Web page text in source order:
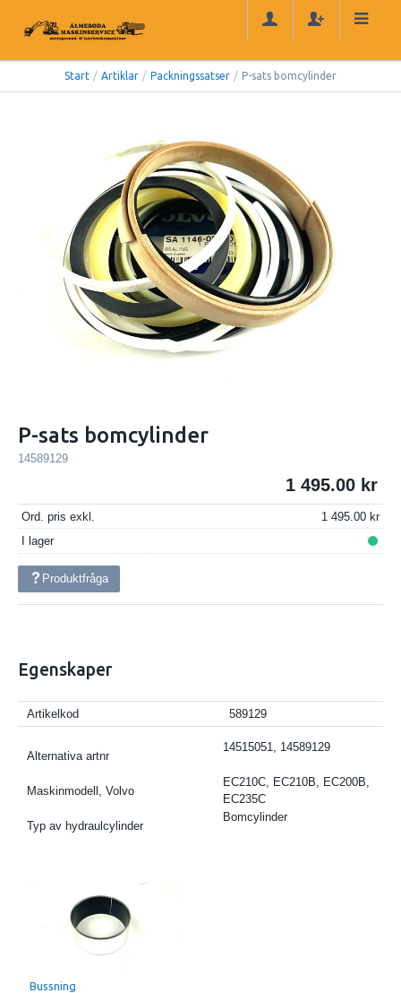
Start / Artiklar / Packningssatser / P-sats bomcylinder
P-sats bomcylinder
14589129
1 495.00
Ord. pris exkl.
1 495.00
I lager
Produktfråga
Egenskaper
Artikelkod 589129
Alternativa artnr
14515051, 14589129
Maskinmodell, Volvo
EC210C, EC210B, EC200B,
EC235C
Typ av hydraulcylinder
Bomcylinder
Bussning